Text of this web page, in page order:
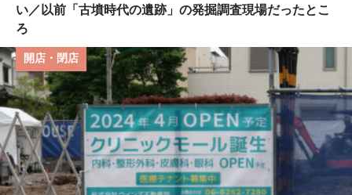
い／以前「古墳時代の遺跡」の発掘調査現場だったとこ
ろ
開店・閉店